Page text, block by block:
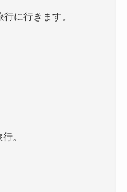
に行きます。
。